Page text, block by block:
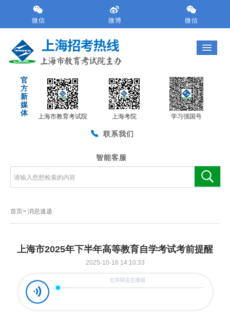
到
微信 微博 微信
官
方
新
媒
体
上海市教育考试院 上海考院 学习强国号
联系我们
智能客服
首页> 消息速递
上海市2025年下半年高等教育自学考试考前提醒
2025-10-16 14:10:33